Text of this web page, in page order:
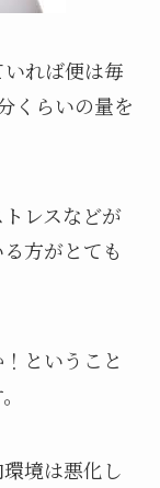
れば便は毎
くらいの量を
レスなどが
方がとても
ということ
境は悪化し